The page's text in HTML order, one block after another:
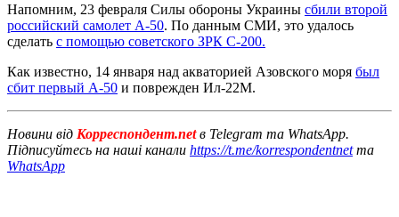
Напомним, 23 февраля Силы обороны Украины сбили второй
российский самолет А-50. По данным СМИ, это удалось
сделать с помощью советского ЗРК С-200.
Как известно, 14 января над акваторией Азовского моря был
сбит первый А-50 и поврежден Ил-22М.
Новини від Корреспондент.netв Telegram та WhatsApp.
Підписуйтесь на наші канали https://t.me/korrespondentnetта
WhatsApp